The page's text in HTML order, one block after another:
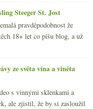
Steeger St. Jost
pravděpodobnost že
18+ let co píšu blog, a už
ze světa vína a viněta
s vinnými sklenkami a
ale zjistil, že by si zasloužil